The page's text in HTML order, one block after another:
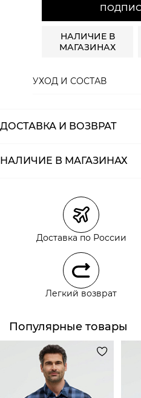
НАЛИЧИЕ В
МАГАЗИНАХ
УХОД И СОСТАВ
ДОСТАВКА И ВОЗВРАТ
Курьерская доставка СДЭК
Самовывоз из пункта
Самовывоз из наших
Курьерская доставка СДЭК
Самовывоз из пункта
НАЛИЧИЕ В МАГАЗИНАХ
Доставка по России
Легкий возврат
Популярные товары